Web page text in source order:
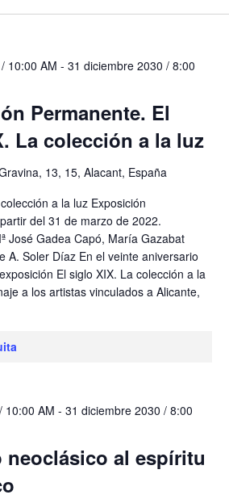
Permanente. El
La colección a la luz
10:00 AM -31 diciembre 2030 / 8:00
13, 15, Alacant, España
a la luz Exposición
del 31 de marzo de 2022.
José Gadea Capó, María Gazabat
A. Soler Díaz En el veinte aniversario
El siglo XIX. La colección a la
a los artistas vinculados a Alicante,
neoclásico al espíritu
10:00 AM -31 diciembre 2030 / 8:00